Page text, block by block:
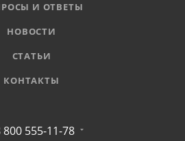
И ОТВЕТЫ
НОВОСТИ
СТАТЬИ
КОНТАКТЫ
800 555-11-78